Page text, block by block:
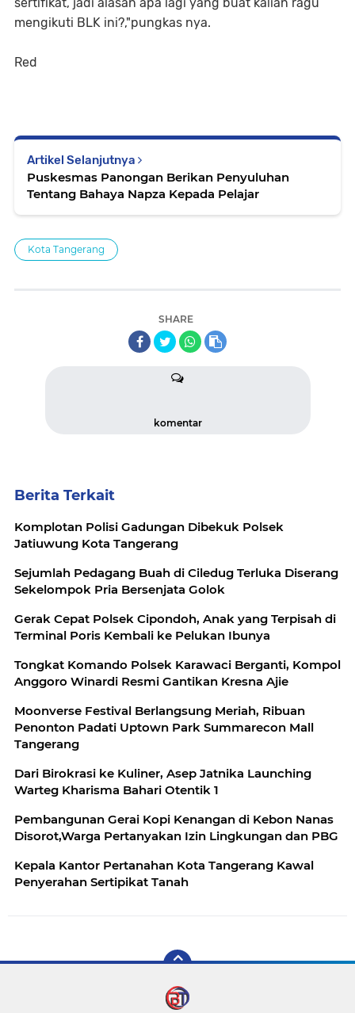
mengikuti BLK ini?,"pungkas nya.
Red
Artikel Selanjutnya
Puskesmas Panongan Berikan Penyuluhan
Tentang Bahaya Napza Kepada Pelajar
Kota Tangerang
SHARE
komentar
Berita Terkait
Komplotan Polisi Gadungan Dibekuk Polsek
Jatiuwung Kota Tangerang
Sejumlah Pedagang Buah di Ciledug Terluka Diserang
Sekelompok Pria Bersenjata Golok
Gerak Cepat Polsek Cipondoh, Anak yang Terpisah di
Terminal Poris Kembali ke Pelukan Ibunya
Tongkat Komando Polsek Karawaci Berganti, Kompol
Anggoro Winardi Resmi Gantikan Kresna Ajie
Moonverse Festival Berlangsung Meriah, Ribuan
Penonton Padati Uptown Park Summarecon Mall
Tangerang
Dari Birokrasi ke Kuliner, Asep Jatnika Launching
Warteg Kharisma Bahari Otentik 1
Pembangunan Gerai Kopi Kenangan di Kebon Nanas
Disorot,Warga Pertanyakan Izin Lingkungan dan PBG
Kepala Kantor Pertanahan Kota Tangerang Kawal
Penyerahan Sertipikat Tanah